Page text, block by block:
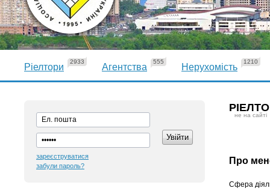
Ріелтори
2933
Агентства
555
Нерухомість
1210
зареєструватися
забули пароль?
не на сайті
Про
Сфера